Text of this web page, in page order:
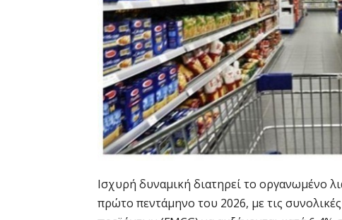
Ισχυρή δυναμική διατηρεί το οργανωμένο
πρώτο πεντάμηνο του 2026, με τις